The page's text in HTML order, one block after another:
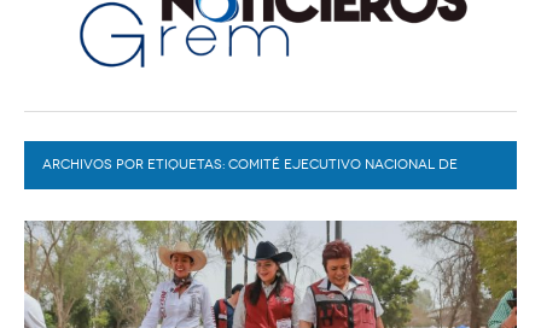
LAGUNA
TORREÓN
GÓMEZ PALACIO
LERDO
COAHUILA
DURANGO
DEPORTES
EXA
EL EXACTO
GLOBO
COLABORADORES
PC29
ACTUALIDADES GREM
ARCHIVOS POR ETIQUETAS: COMITÉ EJECUTIVO NACIONAL DE